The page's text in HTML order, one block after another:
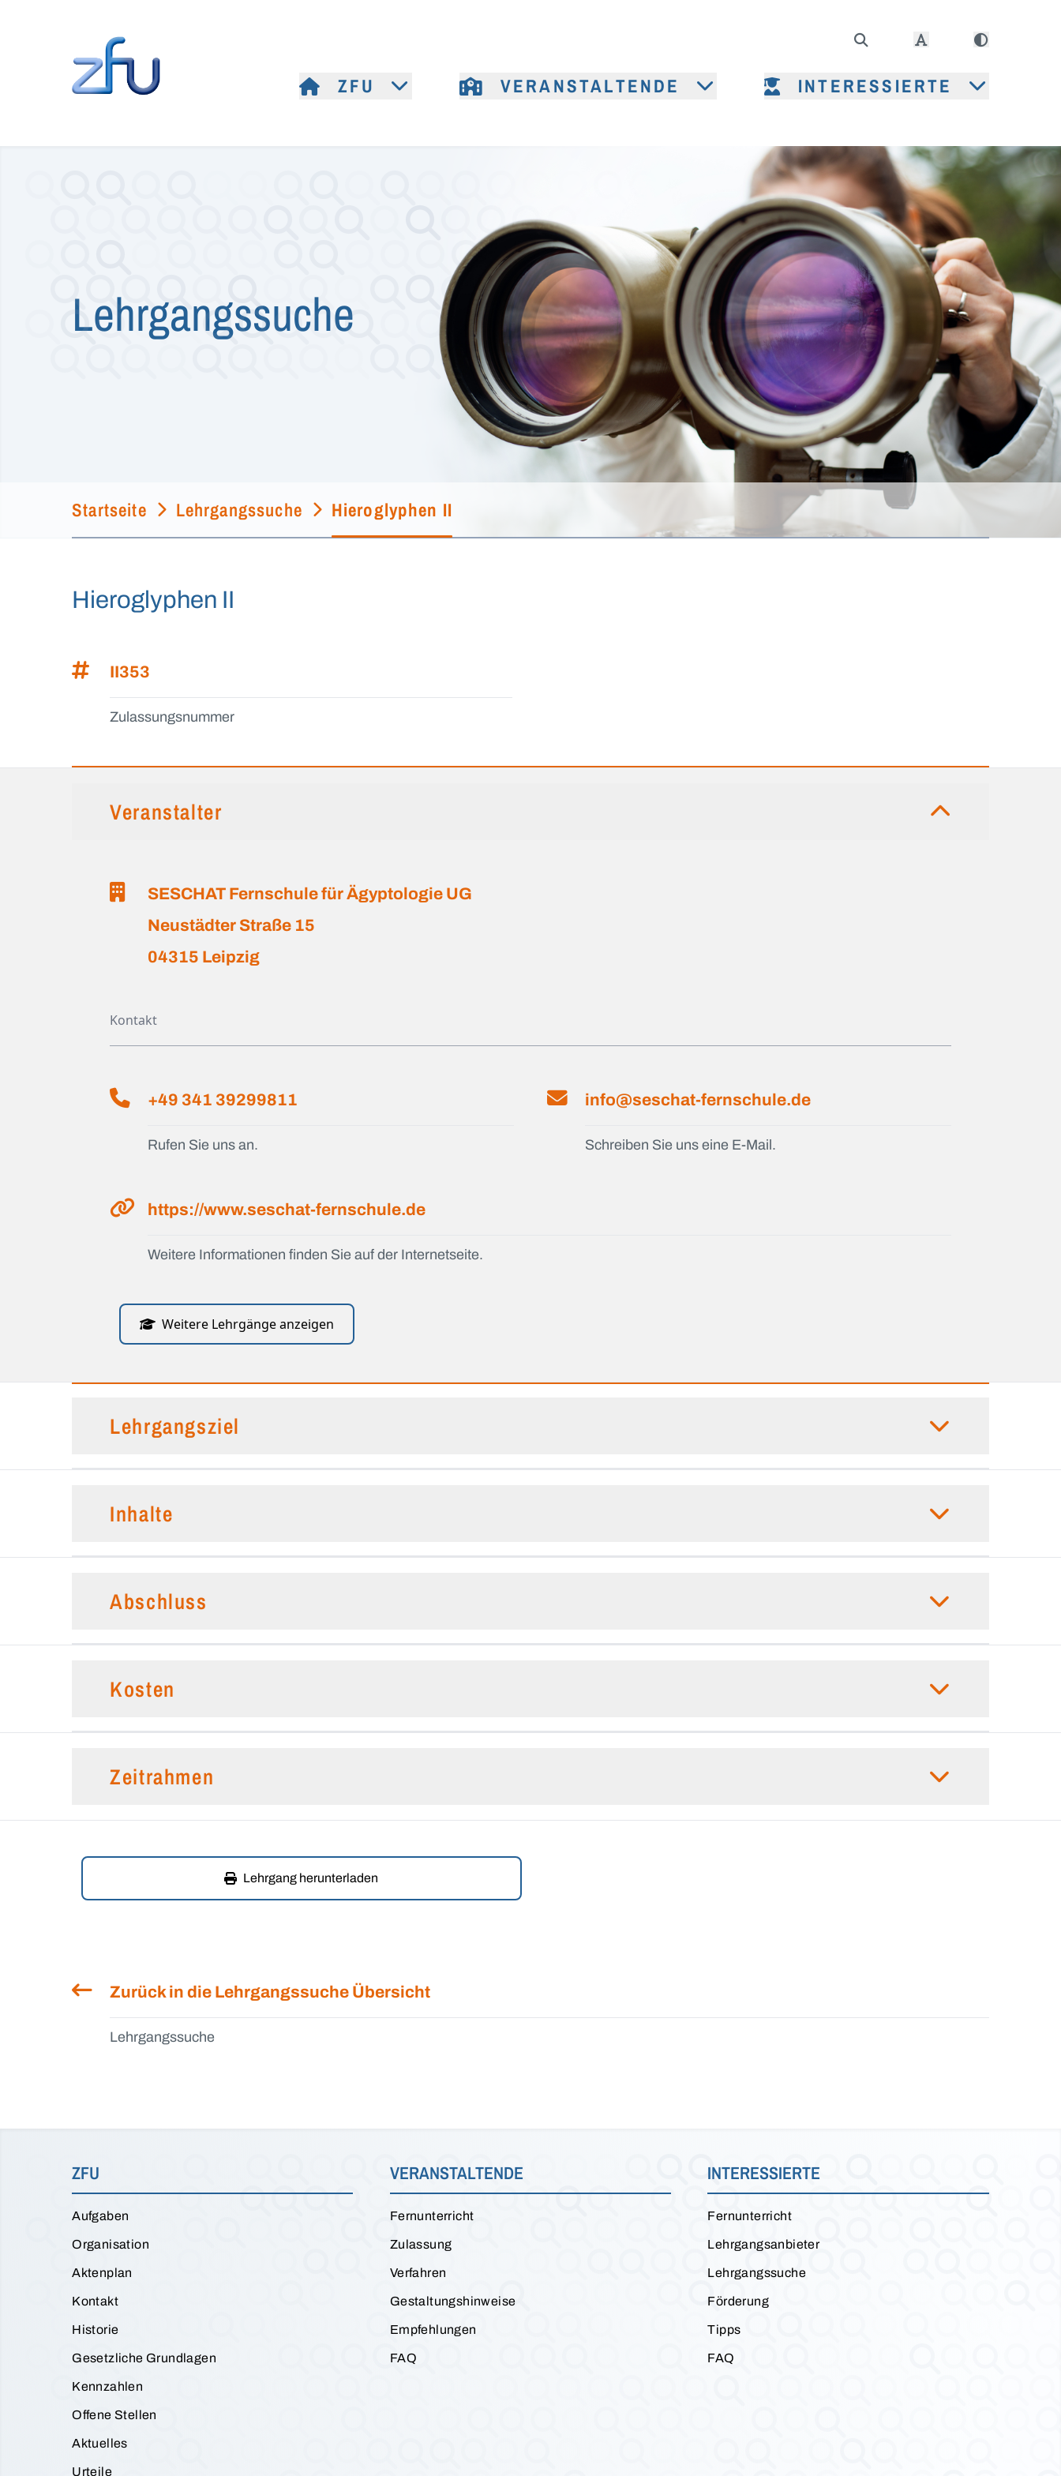
ZFU VERANSTALTENDE INTERESSIERTE
Lehrgangssuche
Startseite Lehrgangssuche Hieroglyphen II
Hieroglyphen II
II353
Zulassungsnummer
Veranstalter
SESCHAT Fernschule für Ägyptologie UG
Neustädter Straße 15
04315 Leipzig
Kontakt
+49 341 39299811
Rufen Sie uns an.
info@seschat-fernschule.de
Schreiben Sie uns eine E-Mail.
https://www.seschat-fernschule.de
Weitere Informationen finden Sie auf der Internetseite.
Weitere Lehrgänge anzeigen
Lehrgangsziel
Inhalte
Abschluss
Kosten
Zeitrahmen
Lehrgang herunterladen
Zurück in die Lehrgangssuche Übersicht
Lehrgangssuche
ZFU
Aufgaben
Organisation
Aktenplan
Kontakt
Historie
Gesetzliche Grundlagen
Kennzahlen
Offene Stellen
Aktuelles
Urteile
VERANSTALTENDE
Fernunterricht
Zulassung
Verfahren
Gestaltungshinweise
Empfehlungen
FAQ
INTERESSIERTE
Fernunterricht
Lehrgangsanbieter
Lehrgangssuche
Förderung
Tipps
FAQ